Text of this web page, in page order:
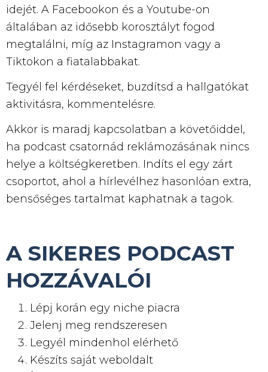
idejét. A Facebookon és a Youtube-on
általában az idősebb korosztályt fogod
megtalálni, míg az Instagramon vagy a
Tiktokon a fiatalabbakat.
Tegyél fel kérdéseket, buzdítsd a hallgatókat
aktivitásra, kommentelésre.
Akkor is maradj kapcsolatban a követőiddel,
ha podcast csatornád reklámozásának nincs
helye a költségkeretben. Indíts el egy zárt
csoportot, ahol a hírlevélhez hasonlóan extra,
bensőséges tartalmat kaphatnak a tagok.
A SIKERES PODCAST
HOZZÁVALÓI
Lépj korán egy niche piacra
Jelenj meg rendszeresen
Legyél mindenhol elérhető
Készíts saját weboldalt